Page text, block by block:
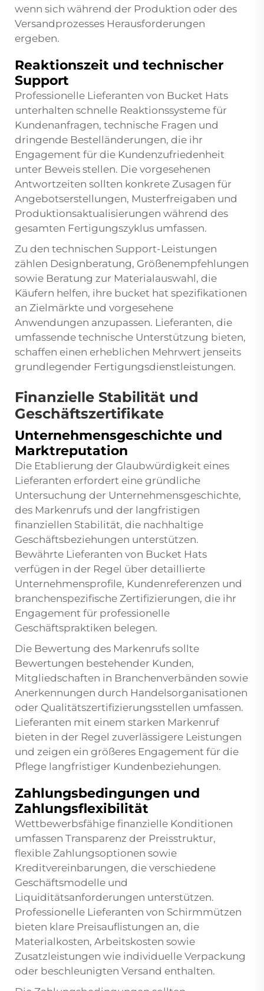
wenn sich während der Produktion oder des
Versandprozesses Herausforderungen
ergeben.
Reaktionszeit und technischer
Support
Professionelle Lieferanten von Bucket Hats
unterhalten schnelle Reaktionssysteme für
Kundenanfragen, technische Fragen und
dringende Bestelländerungen, die ihr
Engagement für die Kundenzufriedenheit
unter Beweis stellen. Die vorgesehenen
Antwortzeiten sollten konkrete Zusagen für
Angebotserstellungen, Musterfreigaben und
Produktionsaktualisierungen während des
gesamten Fertigungszyklus umfassen.
Zu den technischen Support-Leistungen
zählen Designberatung, Größenempfehlungen
sowie Beratung zur Materialauswahl, die
Käufern helfen, ihre bucket hat spezifikationen
an Zielmärkte und vorgesehene
Anwendungen anzupassen. Lieferanten, die
umfassende technische Unterstützung bieten,
schaffen einen erheblichen Mehrwert jenseits
grundlegender Fertigungsdienstleistungen.
Finanzielle Stabilität und
Geschäftszertifikate
Unternehmensgeschichte und
Marktreputation
Die Etablierung der Glaubwürdigkeit eines
Lieferanten erfordert eine gründliche
Untersuchung der Unternehmensgeschichte,
des Markenrufs und der langfristigen
finanziellen Stabilität, die nachhaltige
Geschäftsbeziehungen unterstützen.
Bewährte Lieferanten von Bucket Hats
verfügen in der Regel über detaillierte
Unternehmensprofile, Kundenreferenzen und
branchenspezifische Zertifizierungen, die ihr
Engagement für professionelle
Geschäftspraktiken belegen.
Die Bewertung des Markenrufs sollte
Bewertungen bestehender Kunden,
Mitgliedschaften in Branchenverbänden sowie
Anerkennungen durch Handelsorganisationen
oder Qualitätszertifizierungsstellen umfassen.
Lieferanten mit einem starken Markenruf
bieten in der Regel zuverlässigere Leistungen
und zeigen ein größeres Engagement für die
Pflege langfristiger Kundenbeziehungen.
Zahlungsbedingungen und
Zahlungsflexibilität
Wettbewerbsfähige finanzielle Konditionen
umfassen Transparenz der Preisstruktur,
flexible Zahlungsoptionen sowie
Kreditvereinbarungen, die verschiedene
Geschäftsmodelle und
Liquiditätsanforderungen unterstützen.
Professionelle Lieferanten von Schirmmützen
bieten klare Preisauflistungen an, die
Materialkosten, Arbeitskosten sowie
Zusatzleistungen wie individuelle Verpackung
oder beschleunigten Versand enthalten.